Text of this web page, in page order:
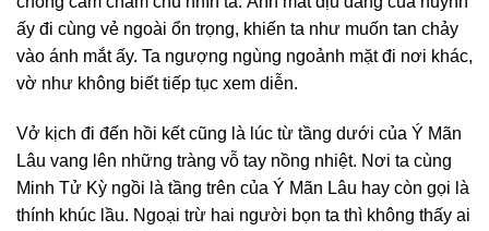
ấy đi cùng vẻ ngoài ổn trọng, khiến ta như muốn tan chảy
vào ánh mắt ấy. Ta ngượng ngùng ngoảnh mặt đi nơi khác,
vờ như không biết tiếp tục xem diễn.
Vở kịch đi đến hồi kết cũng là lúc từ tầng dưới của Ý Mãn
Lâu vang lên những tràng vỗ tay nồng nhiệt. Nơi ta cùng
Minh Tử Kỳ ngồi là tầng trên của Ý Mãn Lâu hay còn gọi là
thính khúc lầu. Ngoại trừ hai người bọn ta thì không thấy ai